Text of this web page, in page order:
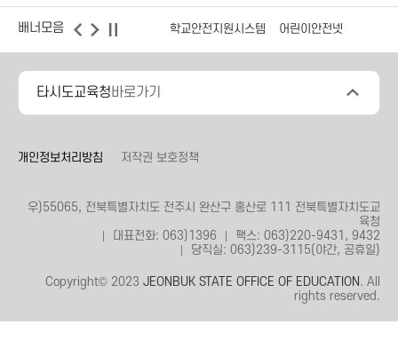
배너모음 학교안전지원시스템 어린이안전넷
타시도교육청 바로가기
개인정보처리방침 저작권 보호정책
우)55065, 전북특별자치도 전주시 완산구 홍산로 111 전북특별자치도교
육청
대표전화: 063)1396
팩스: 063)220-9431, 9432
당직실: 063)239-3115(야간, 공휴일)
Copyright© 2023 JEONBUK STATE OFFICE OF EDUCATION . All
rights reserved.